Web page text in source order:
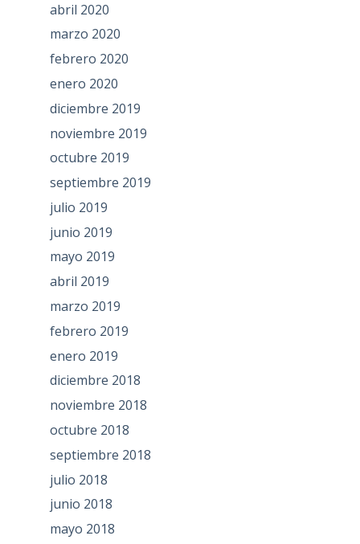
abril 2020
marzo 2020
febrero 2020
enero 2020
diciembre 2019
noviembre 2019
octubre 2019
septiembre 2019
julio 2019
junio 2019
mayo 2019
abril 2019
marzo 2019
febrero 2019
enero 2019
diciembre 2018
noviembre 2018
octubre 2018
septiembre 2018
julio 2018
junio 2018
mayo 2018